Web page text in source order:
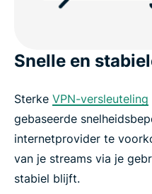
Snelle en
Sterke VPN-versleuteling
gebaseerde
internetprovider te
van je streams via je
stabiel blijft.